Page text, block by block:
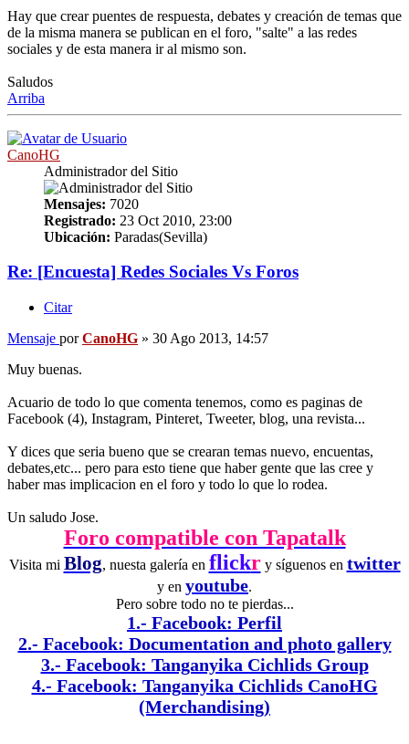
Hay que crear puentes de respuesta, debates y creación de temas que
de la misma manera se publican en el foro, "salte" a las redes
sociales y de esta manera ir al mismo son.
Saludos
Arriba
CanoHG
Administrador del Sitio
Mensajes: 7020
Registrado: 23 Oct 2010, 23:00
Ubicación: Paradas(Sevilla)
Re: [Encuesta] Redes Sociales Vs Foros
Citar
Mensaje porCanoHG » 30 Ago 2013, 14:57
Muy buenas.
Acuario de todo lo que comenta tenemos, como es paginas de
Facebook (4), Instagram, Pinteret, Tweeter, blog, una revista...
Y dices que seria bueno que se crearan temas nuevo, encuentas,
debates,etc... pero para esto tiene que haber gente que las cree y
haber mas implicacion en el foro y todo lo que lo rodea.
Un saludo Jose.
Foro compatible con Tapatalk
Visita mi Blog, nuesta galería en flickry síguenos en twitter
y en youtube.
Pero sobre todo no te pierdas...
1.- Facebook: Perfil
2.- Facebook: Documentation and photo gallery
3.- Facebook: Tanganyika Cichlids Group
4.- Facebook: Tanganyika Cichlids CanoHG
(Merchandising)